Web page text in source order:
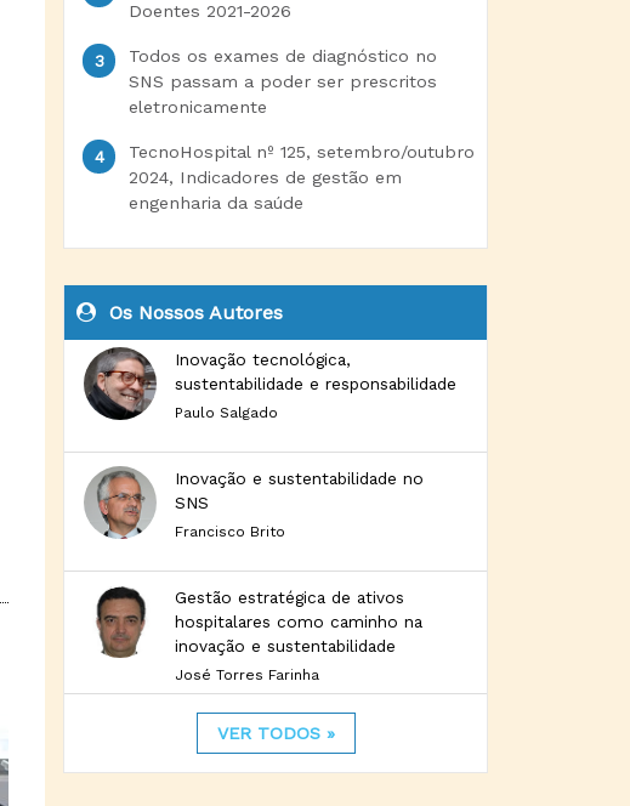
Doentes 2021-2026
Todos os exames de diagnóstico no
SNS passam a poder ser prescritos
eletronicamente
TecnoHospital nº 125, setembro/outubro
2024, Indicadores de gestão em
engenharia da saúde
Os Nossos Autores
Inovação tecnológica,
sustentabilidade e responsabilidade
Paulo Salgado
Inovação e sustentabilidade no
SNS
Francisco Brito
Gestão estratégica de ativos
hospitalares como caminho na
inovação e sustentabilidade
José Torres Farinha
VER TODOS »